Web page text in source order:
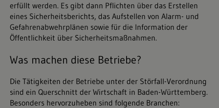
erfüllt werden. Es gibt dann Pflichten über das Erstellen
eines Sicherheitsberichts, das Aufstellen von Alarm- und
Gefahrenabwehrplänen sowie für die Information der
Öffentlichkeit über Sicherheitsmaßnahmen.
Was machen diese Betriebe?
Die Tätigkeiten der Betriebe unter der Störfall-Verordnung
sind ein Querschnitt der Wirtschaft in Baden-Württemberg.
Besonders hervorzuheben sind folgende Branchen: